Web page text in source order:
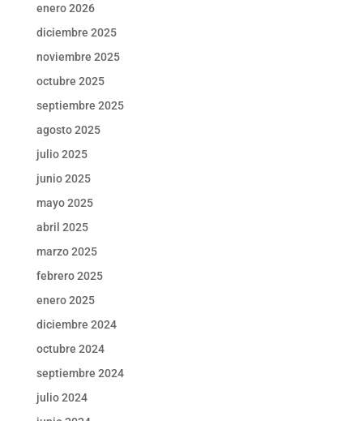
enero 2026
diciembre 2025
noviembre 2025
octubre 2025
septiembre 2025
agosto 2025
julio 2025
junio 2025
mayo 2025
abril 2025
marzo 2025
febrero 2025
enero 2025
diciembre 2024
octubre 2024
septiembre 2024
julio 2024